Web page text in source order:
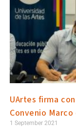
UArtes firma
Convenio
1 September 2021